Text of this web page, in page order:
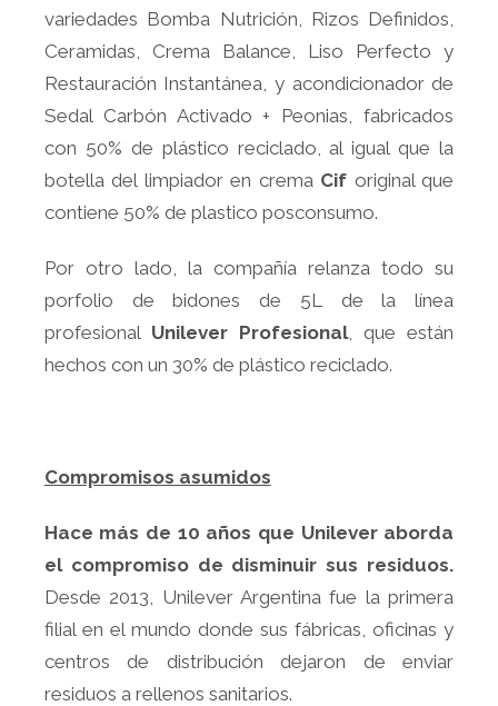
variedades Bomba Nutrición, Rizos Definidos,
Ceramidas, Crema Balance, Liso Perfecto y
Restauración Instantánea, y acondicionador de
Sedal Carbón Activado + Peonias, fabricados
con 50% de plástico reciclado, al igual que la
botella del limpiador en crema Cif original que
contiene 50% de plastico posconsumo.
Por otro lado, la compañía relanza todo su
porfolio de bidones de 5L de la línea
profesional Unilever Profesional, que están
hechos con un 30% de plástico reciclado.
Compromisos asumidos
Hace más de 10 años que Unilever aborda
el compromiso de disminuir sus residuos.
Desde 2013, Unilever Argentina fue la primera
filial en el mundo donde sus fábricas, oficinas y
centros de distribución dejaron de enviar
residuos a rellenos sanitarios.